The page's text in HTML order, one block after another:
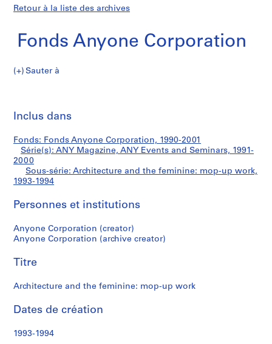
Retour à la liste des archives
Fonds Anyone Corporation
Sauter à
d
s
A
n
o
n
e
C
o
p
r
t
o
and
the
feminine:
work
Inclus dans
Fonds: Fonds Anyone Corporation, 1990-2001
Série(s): ANY Magazine, ANY Events and Seminars, 1991-
2000
Sous-série: Architecture and the feminine: mop-up work,
1993-1994
Personnes et institutions
Anyone Corporation (creator)
Anyone Corporation (archive creator)
Titre
Architecture and the feminine: mop-up work
Dates de création
1993-1994